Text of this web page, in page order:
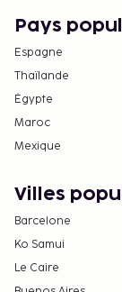
Pays
Espagne
Thaïlande
Égypte
Maroc
Mexique
Villes
Barcelone
Ko Samui
Le Caire